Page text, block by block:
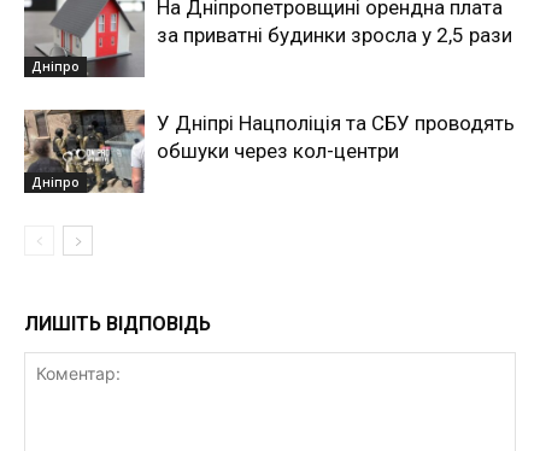
Дніпро
На Дніпропетровщині орендна плата
за приватні будинки зросла у 2,5 рази
Дніпро
У Дніпрі Нацполіція та СБУ проводять
обшуки через кол-центри
ЛИШІТЬ ВІДПОВІДЬ